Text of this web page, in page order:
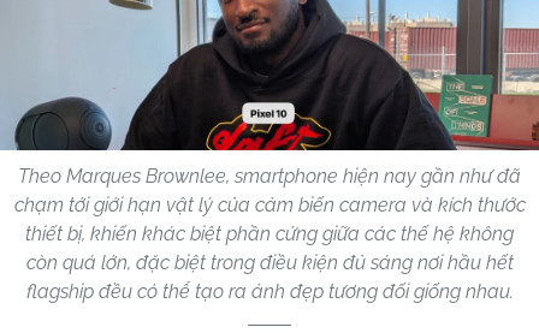
Theo Marques Brownlee, smartphone hiện nay gần như đã
chạm tới giới hạn vật lý của cảm biến camera và kích thước
thiết bị, khiến khác biệt phần cứng giữa các thế hệ không
còn quá lớn, đặc biệt trong điều kiện đủ sáng nơi hầu hết
flagship đều có thể tạo ra ảnh đẹp tương đối giống nhau.